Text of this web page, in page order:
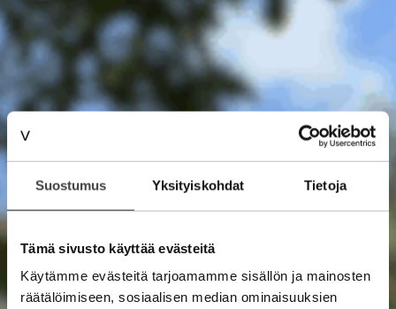
Suostumus Yksityiskohdat Tietoja
Tämä sivusto käyttää evästeitä
Käytämme evästeitä tarjoamamme sisällön ja mainosten
räätälöimiseen, sosiaalisen median ominaisuuksien